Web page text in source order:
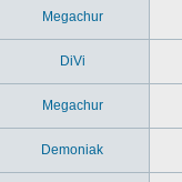
Megachur
DiVi
Megachur
Demoniak